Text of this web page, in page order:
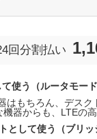
回分割払い
使う（ルータモード
はもちろん、デス
器からも、LTEの
として使う（ブリッ